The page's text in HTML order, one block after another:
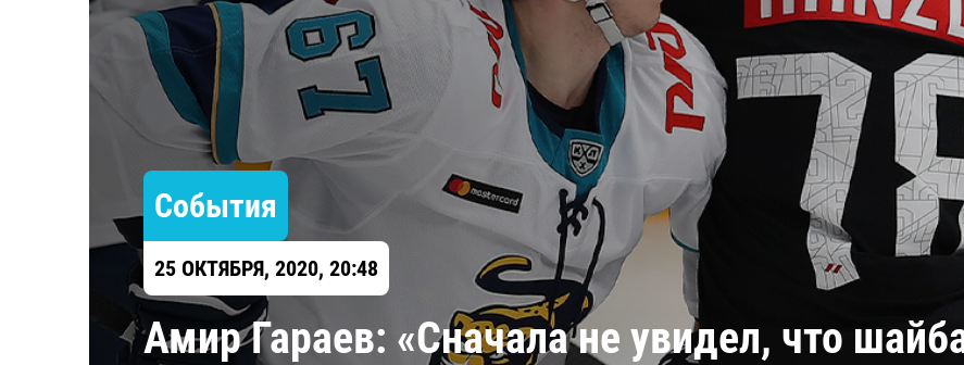
Локомотив
Северсталь
ЦСКА
Шанхайские Драконы
Амур
Салават Юлаев
Сибирь
События
25 ОКТЯБРЯ, 2020, 20:48
Амир Гараев: «Cначала не увидел, что